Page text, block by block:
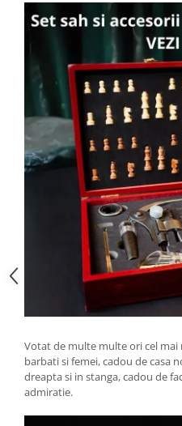
Votat de multe multe ori cel
barbati si femei, cadou de casa
dreapta si in stanga, cadou de
admiratie.